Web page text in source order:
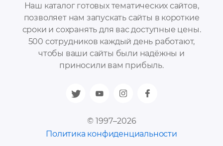
Наш каталог готовых тематических сайтов,
позволяет нам запускать сайты в короткие
сроки и сохранять для вас доступные цены.
500 сотрудников каждый день работают,
чтобы ваши сайты были надёжны и
приносили вам прибыль.
© 1997–2026
Политика конфиденциальности